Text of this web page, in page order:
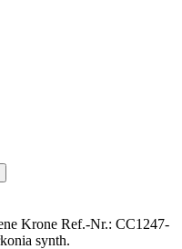
Krone Ref.-Nr.: CC1247-
synth.